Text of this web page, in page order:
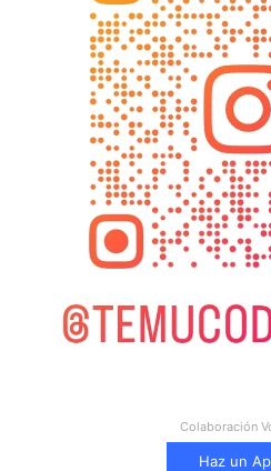
Colaboración
Haz un